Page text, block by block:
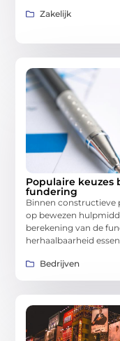
Zakelijk
Populaire
fundering
Binnen constructieve
op bewezen
berekening van de
herhaalbaarheid
Bedrijven